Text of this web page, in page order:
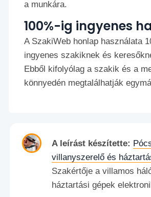
a munkára.
100%-ig ingyenes
A SzakiWeb honlap használata
ingyenes szakiknek és
Ebből kifolyólag a szakik és a
könnyedén megtalálhatják
A leírást készítette:
villanyszerelő és
Szakértője a villamos
háztartási gépek